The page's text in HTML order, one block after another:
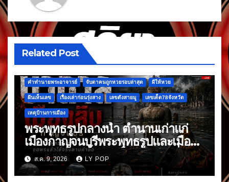
Related Post
คำทำนายพระอาจารย์ จับตาคนถูกหวยรอบล่าสุด ผีให้หวย
ฝันเห็นเลข เรื่องเล่าก่อนรุ่งสาง เลขดังสายมู เลขเด็ด78จังหวัด
เหตุบ้านการเมือง
พระพุทธรูปกลางน้ำ ตำนานเก่าแก่
เมืองกาญจนบุรีพระพุทธรูปและเมืองที่
จมหายกลางน้ำ อันเป็นเรื่องเล่าที่สืบ
ต่อกันมา
ส.ค. 9, 2026 LY POP